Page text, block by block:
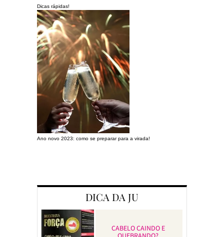
Dicas rápidas!
Ano novo 2023: como se preparar para a virada!
DICA DA JU
CABELO CAINDO E